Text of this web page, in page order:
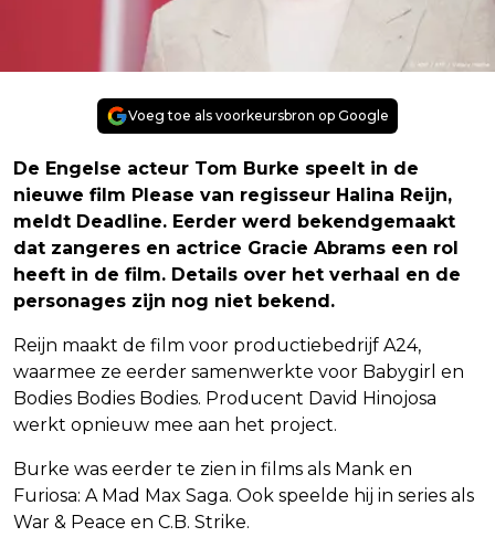
Voeg toe als voorkeursbron op Google
De Engelse acteur Tom Burke speelt in de
nieuwe film Please van regisseur Halina Reijn,
meldt Deadline. Eerder werd bekendgemaakt
dat zangeres en actrice Gracie Abrams een rol
heeft in de film. Details over het verhaal en de
personages zijn nog niet bekend.
Reijn maakt de film voor productiebedrijf A24,
waarmee ze eerder samenwerkte voor Babygirl en
Bodies Bodies Bodies. Producent David Hinojosa
werkt opnieuw mee aan het project.
Burke was eerder te zien in films als Mank en
Furiosa: A Mad Max Saga. Ook speelde hij in series als
War & Peace en C.B. Strike.